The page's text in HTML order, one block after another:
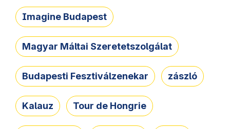
Imagine Budapest
Magyar Máltai Szeretetszolgálat
Budapesti Fesztiválzenekar zászló
Kalauz Tour de Hongrie